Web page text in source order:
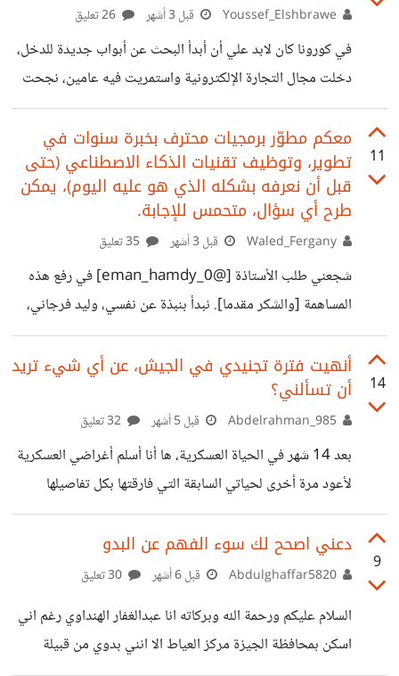
على اقتراح قيم من أحد الأعضاء الكرام هنا، يسعدني أن ننقل
هذه المناقشة إلى مجتمعنا الرقمي. المؤسف أن الكثير من
المعلومات حول التاريخ المصري القديم من الأفلام السينمائية،
قبل 3 أشهر
في كورونا كان لابد علي أن أبدأ البحث عن أبواب جديدة للدخل،
دخلت مجال التجارة الإلكترونية واستمريت فيه عامين، نجحت
في الكثير من المنتجات وفشلت في منتجات أكثر منها، جربت
الكثير من أنواع هذه التجارة مثل الإيفيليت ( التسويق بالعمولة)
والإستيراد من علي بابا، وأيضاً التسويق الحر بشراء منتجات
بالجملة وإنشاء الحملات الإعلانية المناسبة لها، وللأسف لم أتعلم
هذه التجارة قبل الدخول فيها ولذلك تعلمت بشكل مباشر من
التجربة مما جعلني أخسر في الكثير من المجالات وأربح في
أخرى إلى
11
معكم مطوّر برمجيات محترف بخبرة سنوات في
تطوير، وتوظيف تقنيات الذكاء الاصطناعي (حتى
قبل أن نعرفه بشكله الذي هو عليه اليوم)، يمكن
طرح أي سؤال، متحمس للإجابة.
قبل 3 أشهر
شجعني طلب الأستاذة [@eman_hamdy_0] في رفع هذه
المساهمة [والشكر مقدما]. نبدأ بنبذة عن نفسي، وليد فرجاني،
مطوّر ويب مصري من عائلة فرجاني (لا يوجد على حد علمي
سوى عائلة واحدة فقط بهذا الاسم داخل الجمهورية رغم أن أغلب
أفرادها مشتتين في المعمورة)، مقيم حاليا بشكل متقطع في
الإمارات (لكن في الوقت الحالي أنا في مصر بسبب ظروف
الحرب، وأتمنى الأمان دائما لوطني الحبيب وللإمارات الشقيق)،
رائد أعمال لديّ مجموعة من الشركات الصغيرة في قطاعات
14
أنهيت فترة تجنيدي في الجيش، عن أي شيء تريد
أن تسألني؟
قبل 5 أشهر
بعد 14 شهر في الحياة العسكرية، ها أنا أسلم أغراضي العسكرية
لأعود مرة أخرى لحياتي السابقة التي فارقتها بكل تفاصيلها
لأندمج في حياة أخرى لم تكن تخطر لي على بال. الحياة الصارمة
في أقل تفاصيلها والتي لا يتأقلم عليها شخص بسهولة، غالباً
يُسحق أولاً ثم يبدأ في التأقلم شيئاً فشيئاً. رأيت كل شيء يتغير
وتجديد وإصلاح.. وأيضاً إفساد. علاقاتي تغيرت، أصبحت أصادق
الغرباء. بلدي وجيراني تغيروا في نظري..عشت شعور المنسي
9
دعني اصحح لك سوء الفهم عن البدو
قبل 6 أشهر
السلام عليكم ورحمة الله وبركاته انا عبدالغفار الهنداوي رغم اني
اسكن بمحافظة الجيزة مركز العياط الا انني بدوي من قبيلة